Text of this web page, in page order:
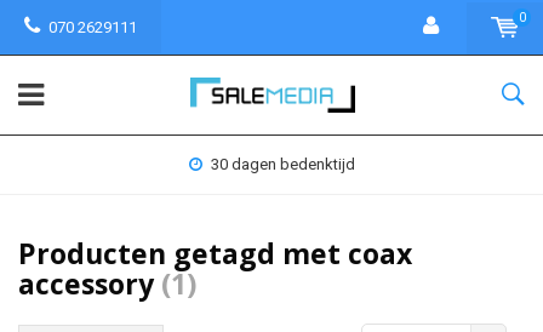
070 2629111
0
30 dagen bedenktijd
Producten getagd met coax
accessory(1)